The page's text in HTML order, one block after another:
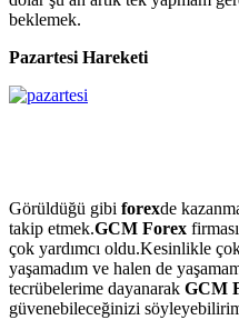
beklemek.
Pazartesi Hareketi
Görüldüğü gibi forexde
takip etmek.GCM Forex
çok yardımcı oldu.Kesinlikle
yaşamadım ve halen de
tecrübelerime dayanarak GCM
güvenebileceğinizi